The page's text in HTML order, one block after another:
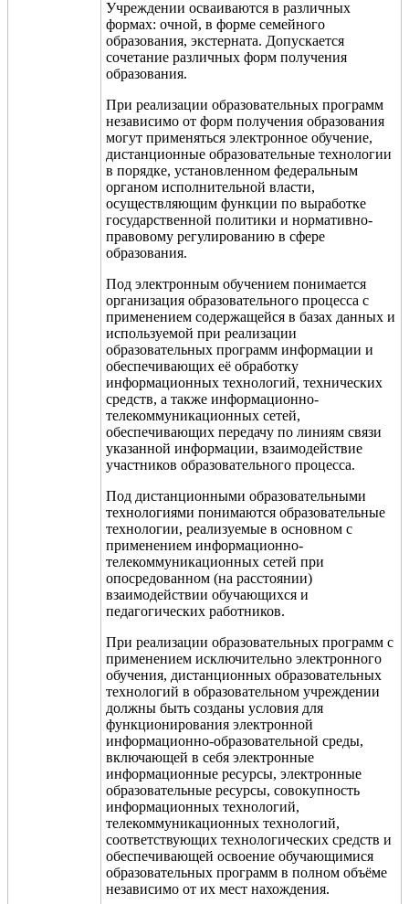
Учреждении осваиваются в различных
формах: очной, в форме семейного
образования, экстерната. Допускается
сочетание различных форм получения
образования.
При реализации образовательных программ
независимо от форм получения образования
могут применяться электронное обучение,
дистанционные образовательные технологии
в порядке, установленном федеральным
органом исполнительной власти,
осуществляющим функции по выработке
государственной политики и нормативно-
правовому регулированию в сфере
образования.
Под электронным обучением понимается
организация образовательного процесса с
применением содержащейся в базах данных и
используемой при реализации
образовательных программ информации и
обеспечивающих её обработку
информационных технологий, технических
средств, а также информационно­-
телекоммуникационных сетей,
обеспечивающих передачу по линиям связи
указанной информации, взаимодействие
участников образовательного процесса.
Под дистанционными образовательными
технологиями понимаются образовательные
технологии, реализуемые в основном с
применением информационно-
телекоммуникационных сетей при
опосредованном (на расстоянии)
взаимодействии обучающихся и
педагогических работников.
При реализации образовательных программ с
применением исключительно электронного
обучения, дистанционных образовательных
технологий в образовательном учреждении
должны быть созданы условия для
функционирования электронной
информационно-образовательной среды,
включающей в себя электронные
информационные ресурсы, электронные
образовательные ресурсы, совокупность
информационных технологий,
телекоммуникационных технологий,
соответствующих технологических средств и
обеспечивающей освоение обучающимися
образовательных программ в полном объёме
независимо от их мест нахождения.